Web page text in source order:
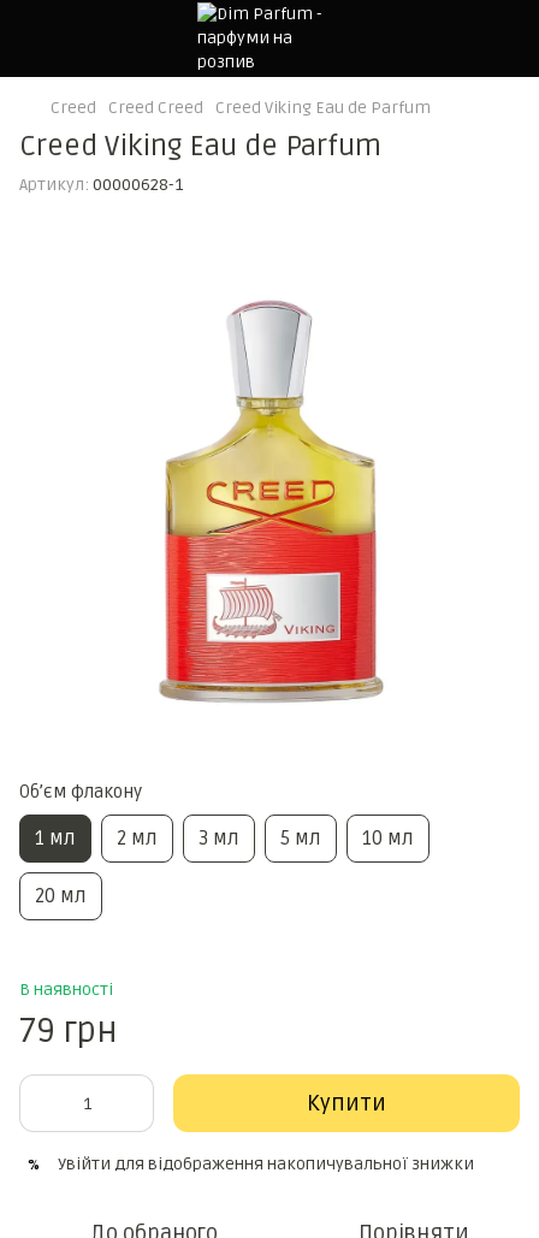
Creed Creed Creed Creed Viking Eau de Parfum
Creed Viking Eau de Parfum
Артикул: 00000628-1
Обʼєм флакону
1 мл 2 мл 3 мл 5 мл 10 мл
20 мл
В наявності
79 грн
Купити
% Увійти для відображення накопичувальної знижки